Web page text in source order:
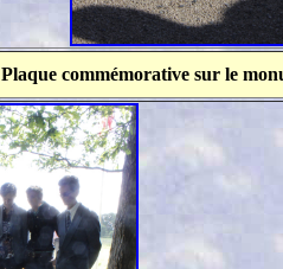
Plaque commémorative sur le